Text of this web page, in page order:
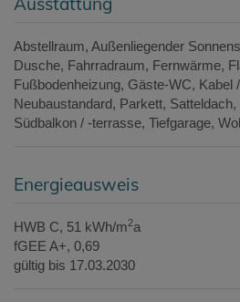
Abstellraum Außenliegender
Dusche Fahrradraum Fernwärme
Fußbodenheizung Gäste-WC Kabel
Neubaustandard Parkett Satteldach
Südbalkon / -terrasse Tiefgarage
Energieausweis
HWB C, 51 kWh/m2a
fGEE A+, 0,69
gültig bis 17.03.2030